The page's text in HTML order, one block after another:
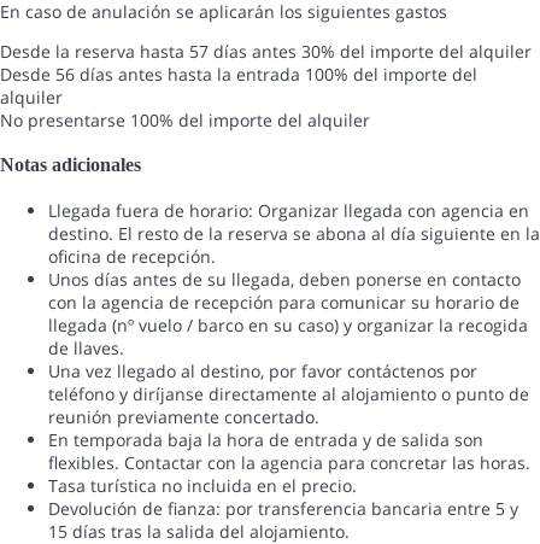
En caso de anulación se aplicarán los siguientes gastos
Desde la reserva hasta 57 días antes 30% del importe del alquiler
Desde 56 días antes hasta la entrada 100% del importe del
alquiler
No presentarse 100% del importe del alquiler
Notas adicionales
Llegada fuera de horario: Organizar llegada con agencia en
destino. El resto de la reserva se abona al día siguiente en la
oficina de recepción.
Unos días antes de su llegada, deben ponerse en contacto
con la agencia de recepción para comunicar su horario de
llegada (nº vuelo / barco en su caso) y organizar la recogida
de llaves.
Una vez llegado al destino, por favor contáctenos por
teléfono y diríjanse directamente al alojamiento o punto de
reunión previamente concertado.
En temporada baja la hora de entrada y de salida son
flexibles. Contactar con la agencia para concretar las horas.
Tasa turística no incluida en el precio.
Devolución de fianza: por transferencia bancaria entre 5 y
15 días tras la salida del alojamiento.